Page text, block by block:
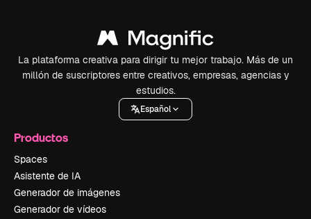
La plataforma creativa para dirigir tu mejor trabajo. Más de un
millón de suscriptores entre creativos, empresas, agencias y
estudios.
Español
Productos
Spaces
Asistente de IA
Generador de imágenes
Generador de vídeos